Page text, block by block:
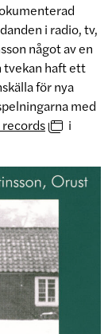
i radio, tv,
något av en
tvekan haft ett
för nya
med
i